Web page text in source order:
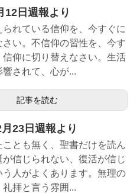
12日週報より
られている信仰を、今すぐに
さい。不信仰の習性を、今す
信仰に切り替えなさい。生活
されて、心が...
記事を読む
23日週報より
とも無く、聖書だけを読ん
が信じられない、復活が信じ
う人がよくあります。無理の
拝と言う雰囲...